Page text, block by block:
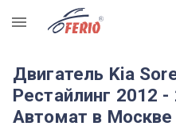
R
Двигатель Kia
Рестайлинг 2012
Автомат в Москве